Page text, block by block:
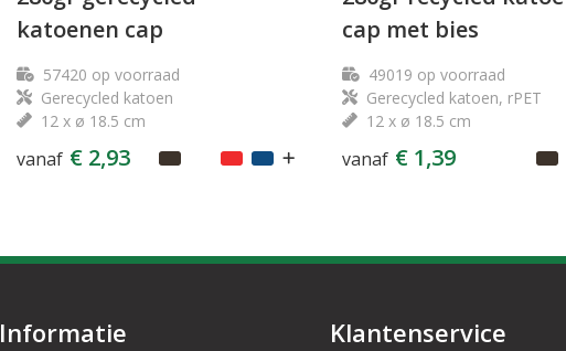
katoenen cap
57420 op voorraad
Gerecycled katoen
12 x ø 18.5 cm
vanaf € 2,93
cap met bies
49019 op voorraad
Gerecycled katoen, rPET
12 x ø 18.5 cm
vanaf € 1,39
Informatie Klantenservice